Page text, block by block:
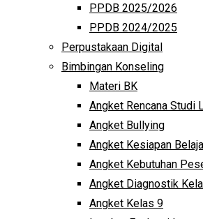
PPDB 2025/2026
PPDB 2024/2025
Perpustakaan Digital
Bimbingan Konseling
Materi BK
Angket Rencana Studi
Angket Bullying
Angket Kesiapan
Angket Kebutuhan
Angket Diagnostik
Angket Kelas 9